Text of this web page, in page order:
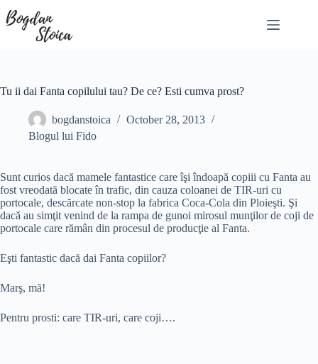
to
content
Tu ii dai Fanta copilului tau? De ce? Esti cumva prost?
bogdanstoica
October 28, 2013
Blogul lui Fido
Sunt curios dacă mamele fantastice care îşi îndoapă copiii cu Fanta au
fost vreodată blocate în trafic, din cauza coloanei de TIR-uri cu
portocale, descărcate non-stop la fabrica Coca-Cola din Ploieşti. Şi
dacă au simţit venind de la rampa de gunoi mirosul munţilor de coji de
portocale care rămân din procesul de producţie al Fanta.
Eşti fantastic dacă dai Fanta copiilor?
Marş, mă!
Pentru prosti: care TIR-uri, care coji….